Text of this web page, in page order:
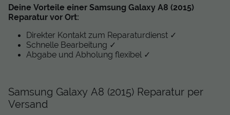
Deine Vorteile einer Samsung Galaxy A8 (2015)
Reparatur vor Ort:
Direkter Kontakt zum Reparaturdienst ✓
Schnelle Bearbeitung ✓
Abgabe und Abholung flexibel ✓
Samsung Galaxy A8 (2015) Reparatur per
Versand